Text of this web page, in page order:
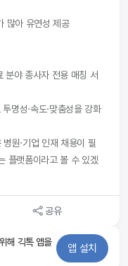
많아 유연성 제공
분야 종사자 전용 매칭 서
명성·속도·맞춤성을 강화
원·기업 인재 채용이 필
플랫폼이라고 볼 수 있겠
공유
해 긱톡 앱을
앱 설치